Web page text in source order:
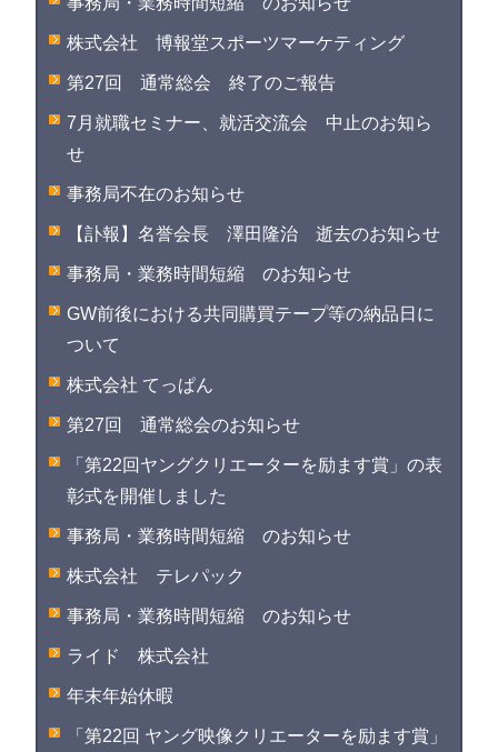
株式会社 博報堂スポーツマーケティング
第27回 通常総会 終了のご報告
7月就職セミナー、就活交流会 中止のお知ら
せ
事務局不在のお知らせ
【訃報】名誉会長 澤田隆治 逝去のお知らせ
事務局・業務時間短縮 のお知らせ
GW前後における共同購買テープ等の納品日に
ついて
株式会社 てっぱん
第27回 通常総会のお知らせ
「第22回ヤングクリエーターを励ます賞」の表
彰式を開催しました
事務局・業務時間短縮 のお知らせ
株式会社 テレパック
事務局・業務時間短縮 のお知らせ
ライド 株式会社
年末年始休暇
「第22回 ヤング映像クリエーターを励ます賞」